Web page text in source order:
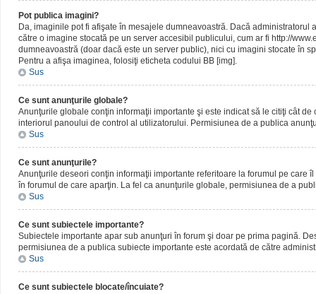
Pot publica imagini?
Da, imaginile pot fi afişate în mesajele dumneavoastră. Dacă
către o imagine stocată pe un server accesibil publicului, cum ar fi http://
dumneavoastră (doar dacă este un server public), nici cu imagini stocate în
Pentru a afişa imaginea, folosiţi eticheta codului BB [img].
Sus
Ce sunt anunţurile globale?
Anunţurile globale conţin informaţii importante şi este indicat să le citiţi cât
interiorul panoului de control al utilizatorului. Permisiunea de a publica
Sus
Ce sunt anunţurile?
Anunţurile deseori conţin informaţii importante referitoare la forumul pe care
în forumul de care aparţin. La fel ca anunţurile globale, permisiunea de a
Sus
Ce sunt subiectele importante?
Subiectele importante apar sub anunţuri în forum şi doar pe prima pagină.
permisiunea de a publica subiecte importante este acordată de către
Sus
Ce sunt subiectele blocate/încuiate?